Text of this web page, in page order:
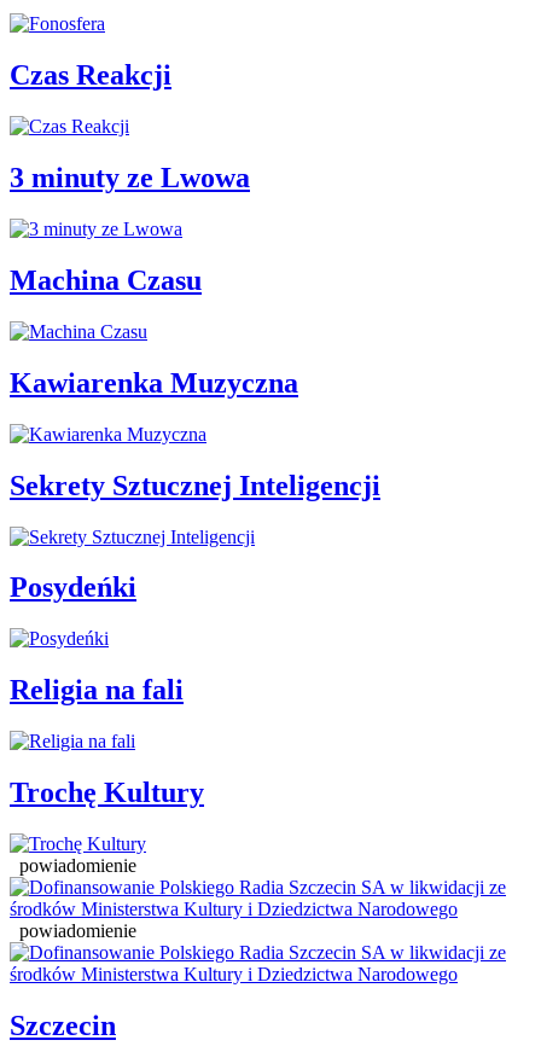
Czas Reakcji
3 minuty ze Lwowa
Machina Czasu
Kawiarenka Muzyczna
Sekrety Sztucznej Inteligencji
Posydeńki
Religia na fali
Trochę Kultury
powiadomienie
powiadomienie
Szczecin